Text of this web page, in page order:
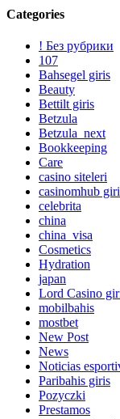
Categories
! Без рубрики
107
Bahsegel giris
Beauty
Bettilt giris
Betzula
Betzula_next
Bookkeeping
Care
casino siteleri
casinomhub
celebrita
china
china_visa
Cosmetics
Hydration
japan
Lord Сasino
mobilbahis
mostbet
New Post
News
Noticias
Paribahis giris
Pozyczki
Prestamos